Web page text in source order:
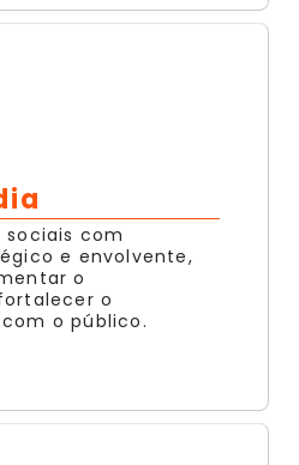
sociais com
e envolvente,
o
o
o público.